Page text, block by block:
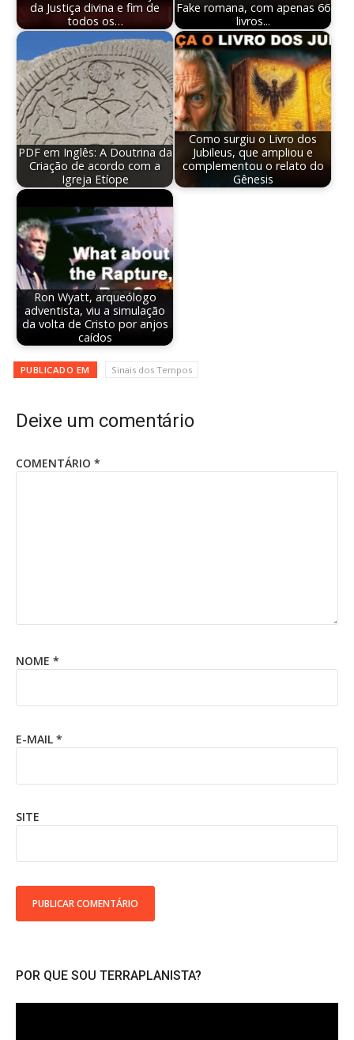
da Justiça divina e fim de
todos os…
Fake romana, com apenas 66
livros...
PDF em Inglês: A Doutrina da
Criação de acordo com a
Igreja Etíope
Como surgiu o Livro dos
Jubileus, que ampliou e
complementou o relato do
Gênesis
Ron Wyatt, arqueólogo
adventista, viu a simulação
da volta de Cristo por anjos
caídos
PUBLICADO EM Sinais dos Tempos
Deixe um comentário
COMENTÁRIO *
NOME *
E-MAIL *
SITE
POR QUE SOU TERRAPLANISTA?